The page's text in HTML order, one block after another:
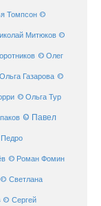
Томпсон ©
Митюков ©
© Олег
Газарова ©
© Ольга Тур
© Павел
© Роман Фомин
© Светлана
© Сергей